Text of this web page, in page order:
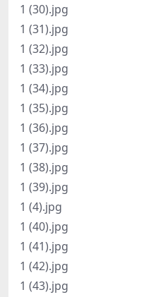
1 (30).jpg
1 (31).jpg
1 (32).jpg
1 (33).jpg
1 (34).jpg
1 (35).jpg
1 (36).jpg
1 (37).jpg
1 (38).jpg
1 (39).jpg
1 (4).jpg
1 (40).jpg
1 (41).jpg
1 (42).jpg
1 (43).jpg